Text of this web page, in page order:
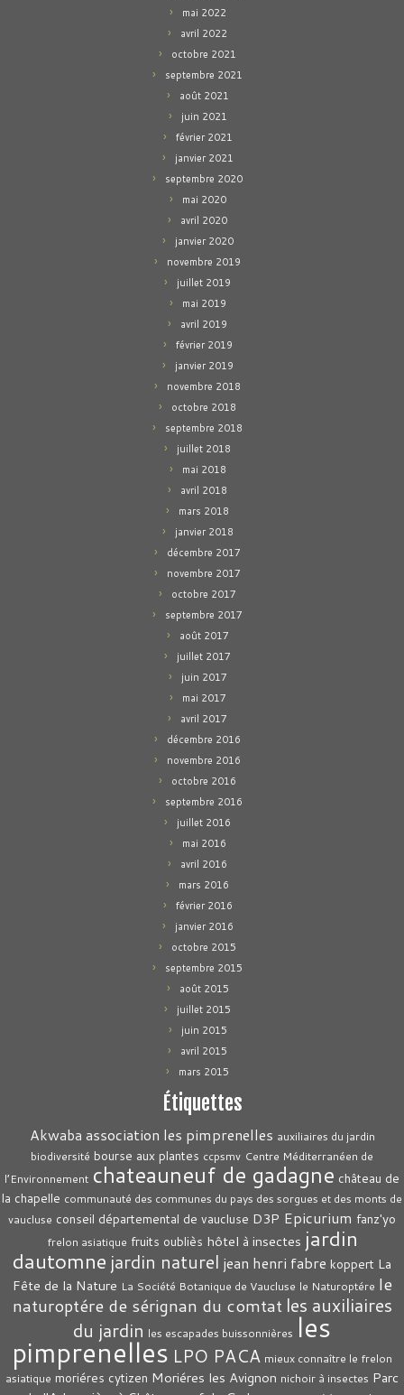
mai 2022
avril 2022
octobre 2021
septembre 2021
août 2021
juin 2021
février 2021
janvier 2021
septembre 2020
mai 2020
avril 2020
janvier 2020
novembre 2019
juillet 2019
mai 2019
avril 2019
février 2019
janvier 2019
novembre 2018
octobre 2018
septembre 2018
juillet 2018
mai 2018
avril 2018
mars 2018
janvier 2018
décembre 2017
novembre 2017
octobre 2017
septembre 2017
août 2017
juillet 2017
juin 2017
mai 2017
avril 2017
décembre 2016
novembre 2016
octobre 2016
septembre 2016
juillet 2016
mai 2016
avril 2016
mars 2016
février 2016
janvier 2016
octobre 2015
septembre 2015
août 2015
juillet 2015
juin 2015
avril 2015
mars 2015
Étiquettes
Akwaba association les pimprenelles auxiliaires du jardin
biodiversité bourse aux plantes ccpsmv Centre Méditerranéen de
l’Environnement chateauneuf de gadagne château de
la chapelle communauté des communes du pays des sorgues et des monts de
vaucluse conseil départemental de vaucluse D3P Epicurium fanz'yo
frelon asiatique fruits oubliès hôtel à insectes jardin
dautomne jardin naturel jean henri fabre koppert La
Fête de la Nature La Société Botanique de Vaucluse le Naturoptére le
naturoptére de sérignan du comtat les auxiliaires
du jardin les escapades buissonnières les
pimprenelles LPO PACA mieux connaître le frelon
asiatique moriéres cytizen Moriéres les Avignon nichoir à insectes Parc